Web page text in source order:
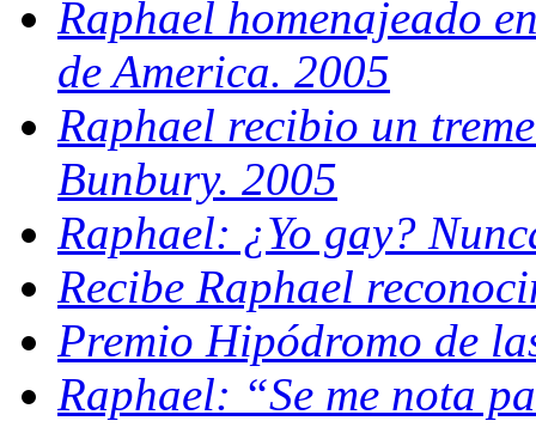
Raphael homenajeado
de America. 2005
Raphael recibio un
Bunbury. 2005
Raphael: ¿Yo gay?
Recibe Raphael
Premio Hipódromo de
Raphael: “Se me nota